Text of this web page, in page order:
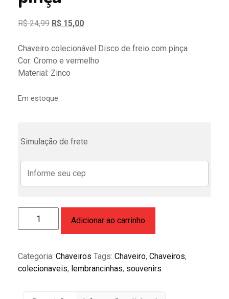
R$24,99 O
original
era:
R$ 24,99.
R$ 15,00O
atual
é:
Chaveiro colecionável Disco de freio com pinça
Cor: Cromo e vermelho
Material: Zinco
Em estoque
Simulação de frete
freio
com
Adicionar ao carrinho
Categoria: Chaveiros Tags: Chaveiro, Chaveiros,
colecionaveis, lembrancinhas, souvenirs